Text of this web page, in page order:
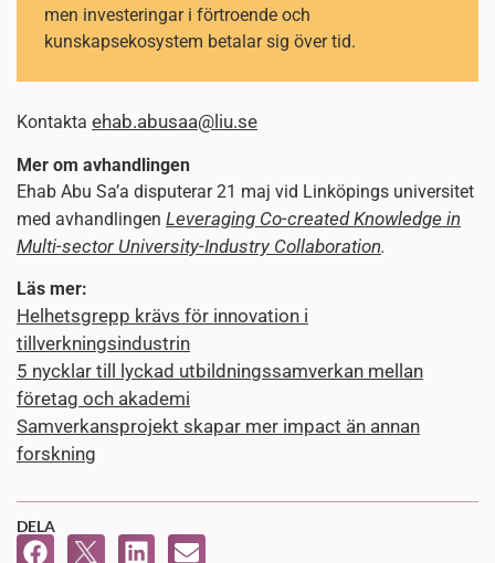
men investeringar i förtroende och
kunskapsekosystem betalar sig över tid.
Kontakta ehab.abusaa@liu.se
Mer om avhandlingen
Ehab Abu Sa’a disputerar 21 maj vid Linköpings universitet
med avhandlingen Leveraging Co-created Knowledge in
Multi-sector University-Industry Collaboration.
Läs mer:
Helhetsgrepp krävs för innovation i
tillverkningsindustrin
5 nycklar till lyckad utbildningssamverkan mellan
företag och akademi
Samverkansprojekt skapar mer impact än annan
forskning
DELA